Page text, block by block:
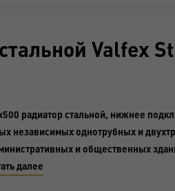
Valfex
радиатор стальной, нижнее
независимых однотрубных и
и общественных
далее